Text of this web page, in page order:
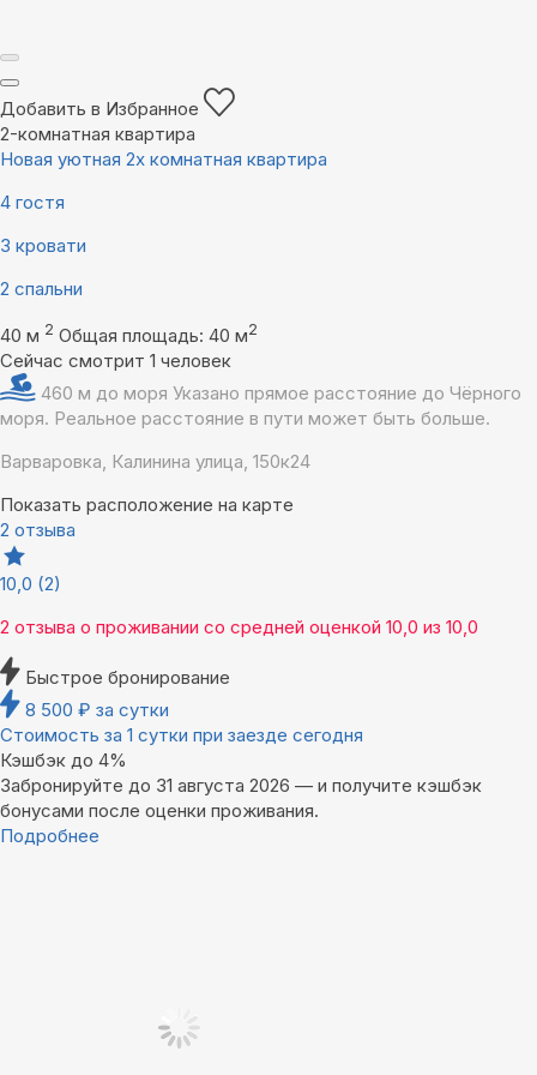
Добавить в Избранное
2-комнатная квартира
Новая уютная 2х комнатная квартира
4 гостя
3 кровати
2 спальни
40 м 2 Общая площадь: 40 м2
Сейчас смотрит 1 человек
460 м до моря Указано прямое расстояние до Чёрного
моря. Реальное расстояние в пути может быть больше.
Варваровка, Калинина улица, 150к24
Показать расположение на карте
2 отзыва
10,0 (2)
2 отзыва о проживании со средней оценкой 10,0 из 10,0
Быстрое бронирование
8 500 ₽ за сутки
Стоимость за 1 сутки при заезде сегодня
Кэшбэк до 4%
Забронируйте до 31 августа 2026 — и получите кэшбэк
бонусами после оценки проживания.
Подробнее